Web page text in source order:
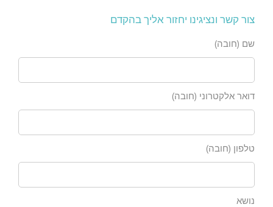
צור קשר ונציגינו יחזור אליך בהקדם
שם (חובה)
דואר אלקטרוני (חובה)
טלפון (חובה)
נושא